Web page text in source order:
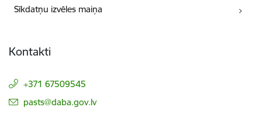
Sīkdatņu izvēles maiņa
Kontakti
+371 67509545
E-pasts:
pasts@daba.gov.lv